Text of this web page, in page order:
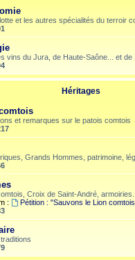
et les autres spécialités du terroir
vins du Jura, de Haute-Saône... et de
Héritages
et remarques sur le patois comtois
Grands Hommes, patrimoine,
Croix de Saint-André, armoiries...
:
Pétition : "Sauvons le Lion